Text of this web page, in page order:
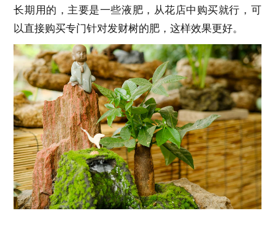
长期用的，主要是一些液肥，从花店中购买就行，可
以直接购买专门针对发财树的肥，这样效果更好。